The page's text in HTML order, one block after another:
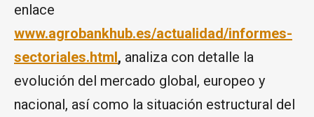
enlace
www.agrobankhub.es/actualidad/informes-
sectoriales.html, analiza con detalle la
evolución del mercado global, europeo y
nacional, así como la situación estructural del